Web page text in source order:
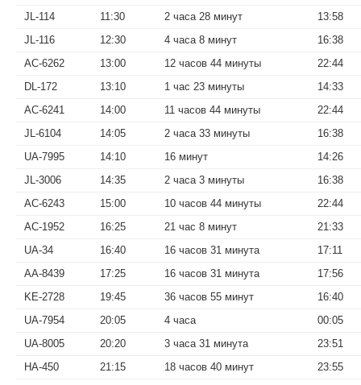
JL-114
11:30 2 часа 28 минут
13:58
JL-116
12:30 4 часа 8 минут
16:38
AC-6262
13:00 12 часов 44 минуты
22:44
DL-172
13:10 1 час 23 минуты
14:33
AC-6241
14:00 11 часов 44 минуты
22:44
JL-6104
14:05 2 часа 33 минуты
16:38
UA-7995
14:10 16 минут
14:26
JL-3006
14:35 2 часа 3 минуты
16:38
AC-6243
15:00 10 часов 44 минуты
22:44
AC-1952
16:25 21 час 8 минут
21:33
UA-34
16:40 16 часов 31 минута
17:11
AA-8439
17:25 16 часов 31 минута
17:56
KE-2728
19:45 36 часов 55 минут
16:40
UA-7954
20:05 4 часа
00:05
UA-8005
20:20 3 часа 31 минута
23:51
HA-450
21:15 18 часов 40 минут 23:55